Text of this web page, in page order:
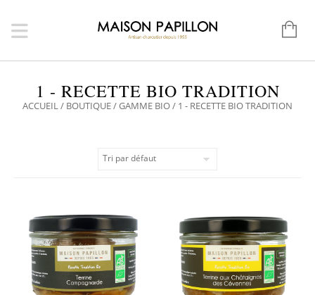
1 - RECETTE BIO TRADITION
ACCUEIL/ BOUTIQUE/GAMME BIO/ 1 - RECETTE BIO TRADITION